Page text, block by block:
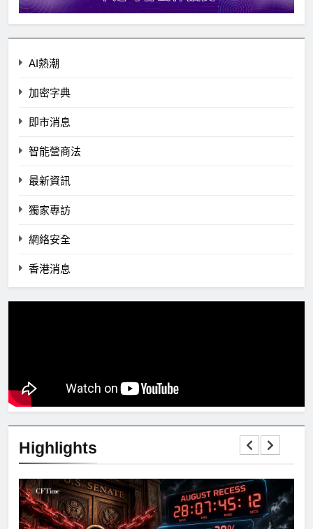
AI熱潮
加密字典
即市消息
智能營商法
最新資訊
獨家專訪
網絡安全
香港消息
Highlights